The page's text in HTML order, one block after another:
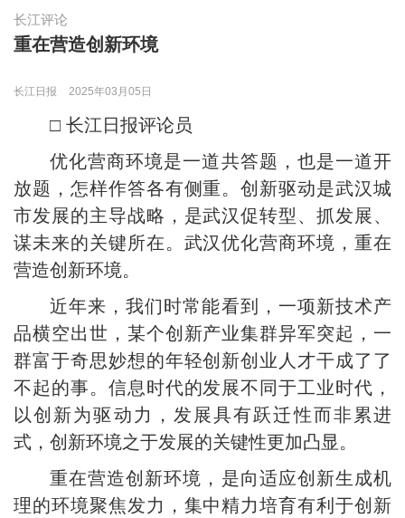
长江评论
重在营造创新环境
长江日报 2025年03月05日
□ 长江日报评论员
优化营商环境是一道共答题，也是一道开
放题，怎样作答各有侧重。创新驱动是武汉城
市发展的主导战略，是武汉促转型、抓发展、
谋未来的关键所在。武汉优化营商环境，重在
营造创新环境。
近年来，我们时常能看到，一项新技术产
品横空出世，某个创新产业集群异军突起，一
群富于奇思妙想的年轻创新创业人才干成了了
不起的事。信息时代的发展不同于工业时代，
以创新为驱动力，发展具有跃迁性而非累进
式，创新环境之于发展的关键性更加凸显。
重在营造创新环境，是向适应创新生成机
理的环境聚焦发力，集中精力培育有利于创新